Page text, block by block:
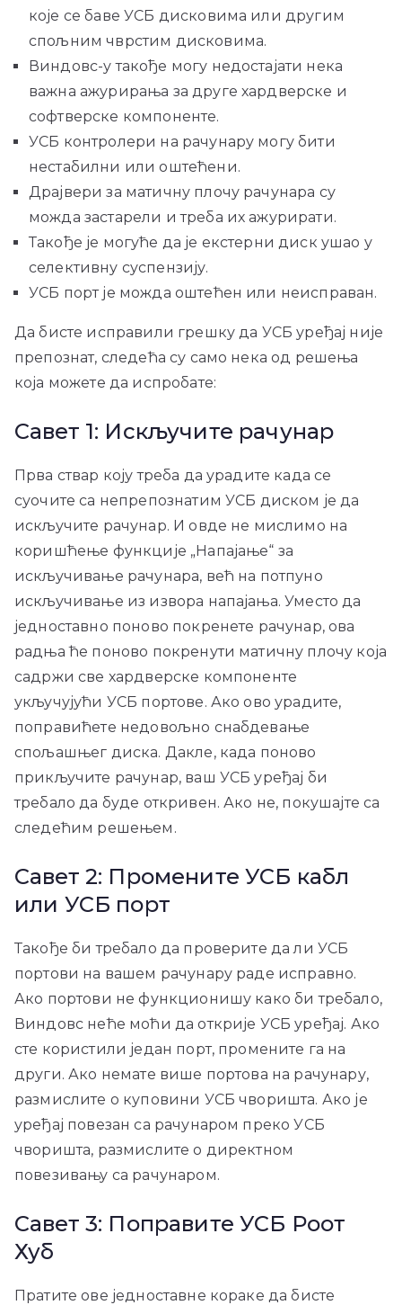
које се баве УСБ дисковима или другим
спољним чврстим дисковима.
Виндовс-у такође могу недостајати нека
важна ажурирања за друге хардверске и
софтверске компоненте.
УСБ контролери на рачунару могу бити
нестабилни или оштећени.
Драјвери за матичну плочу рачунара су
можда застарели и треба их ажурирати.
Такође је могуће да је екстерни диск ушао у
селективну суспензију.
УСБ порт је можда оштећен или неисправан.
Да бисте исправили грешку да УСБ уређај није
препознат, следећа су само нека од решења
која можете да испробате:
Савет 1: Искључите рачунар
Прва ствар коју треба да урадите када се
суочите са непрепознатим УСБ диском је да
искључите рачунар. И овде не мислимо на
коришћење функције „Напајање“ за
искључивање рачунара, већ на потпуно
искључивање из извора напајања. Уместо да
једноставно поново покренете рачунар, ова
радња ће поново покренути матичну плочу која
садржи све хардверске компоненте
укључујући УСБ портове. Ако ово урадите,
поправићете недовољно снабдевање
спољашњег диска. Дакле, када поново
прикључите рачунар, ваш УСБ уређај би
требало да буде откривен. Ако не, покушајте са
следећим решењем.
Савет 2: Промените УСБ кабл
или УСБ порт
Такође би требало да проверите да ли УСБ
портови на вашем рачунару раде исправно.
Ако портови не функционишу како би требало,
Виндовс неће моћи да открије УСБ уређај. Ако
сте користили један порт, промените га на
други. Ако немате више портова на рачунару,
размислите о куповини УСБ чворишта. Ако је
уређај повезан са рачунаром преко УСБ
чворишта, размислите о директном
повезивању са рачунаром.
Савет 3: Поправите УСБ Роот
Хуб
Пратите ове једноставне кораке да бисте